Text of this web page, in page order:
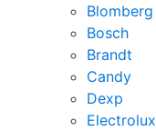
Blomberg
Bosch
Brandt
Candy
Dexp
Electrolux